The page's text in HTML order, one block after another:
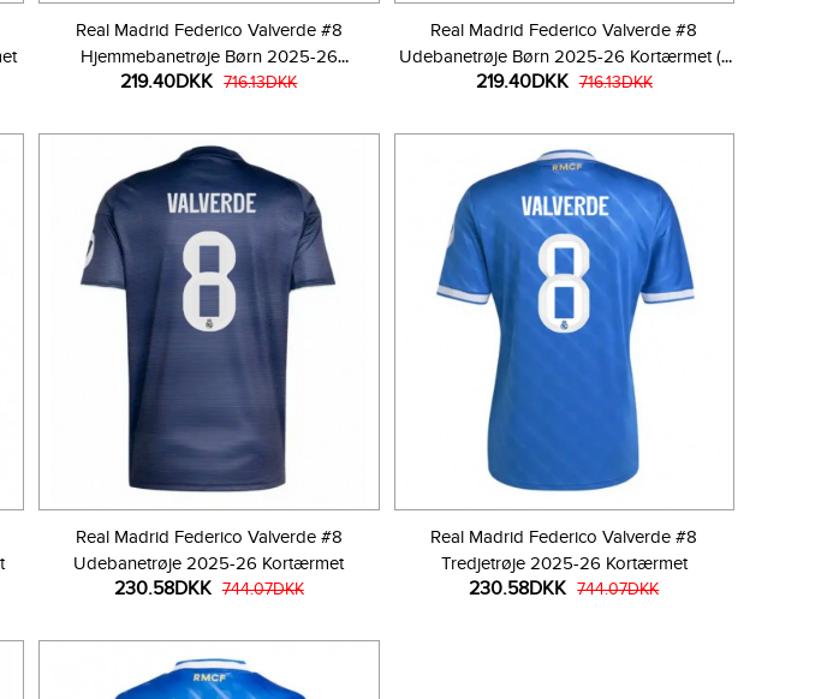
Real Madrid Federico Valverde #8
Hjemmebanetrøje Børn 2025-26
Kortærmet (+ Korte bukser)
219.40DKK 716.13DKK
Real Madrid Federico Valverde #8
Udebanetrøje Børn 2025-26 Kortærmet (+
Korte bukser)
219.40DKK 716.13DKK
Real Madrid Federico Valverde #8
Udebanetrøje 2025-26 Kortærmet
230.58DKK 744.07DKK
Real Madrid Federico Valverde #8
Tredjetrøje 2025-26 Kortærmet
230.58DKK 744.07DKK